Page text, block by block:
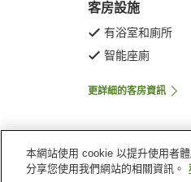
客房設施
有浴室和廁所
智能座廁
更詳細的客房資訊
主頁 日本 長野
本網站使用 cookie 以提升使用者
分享您使用我們網站的相關資訊。